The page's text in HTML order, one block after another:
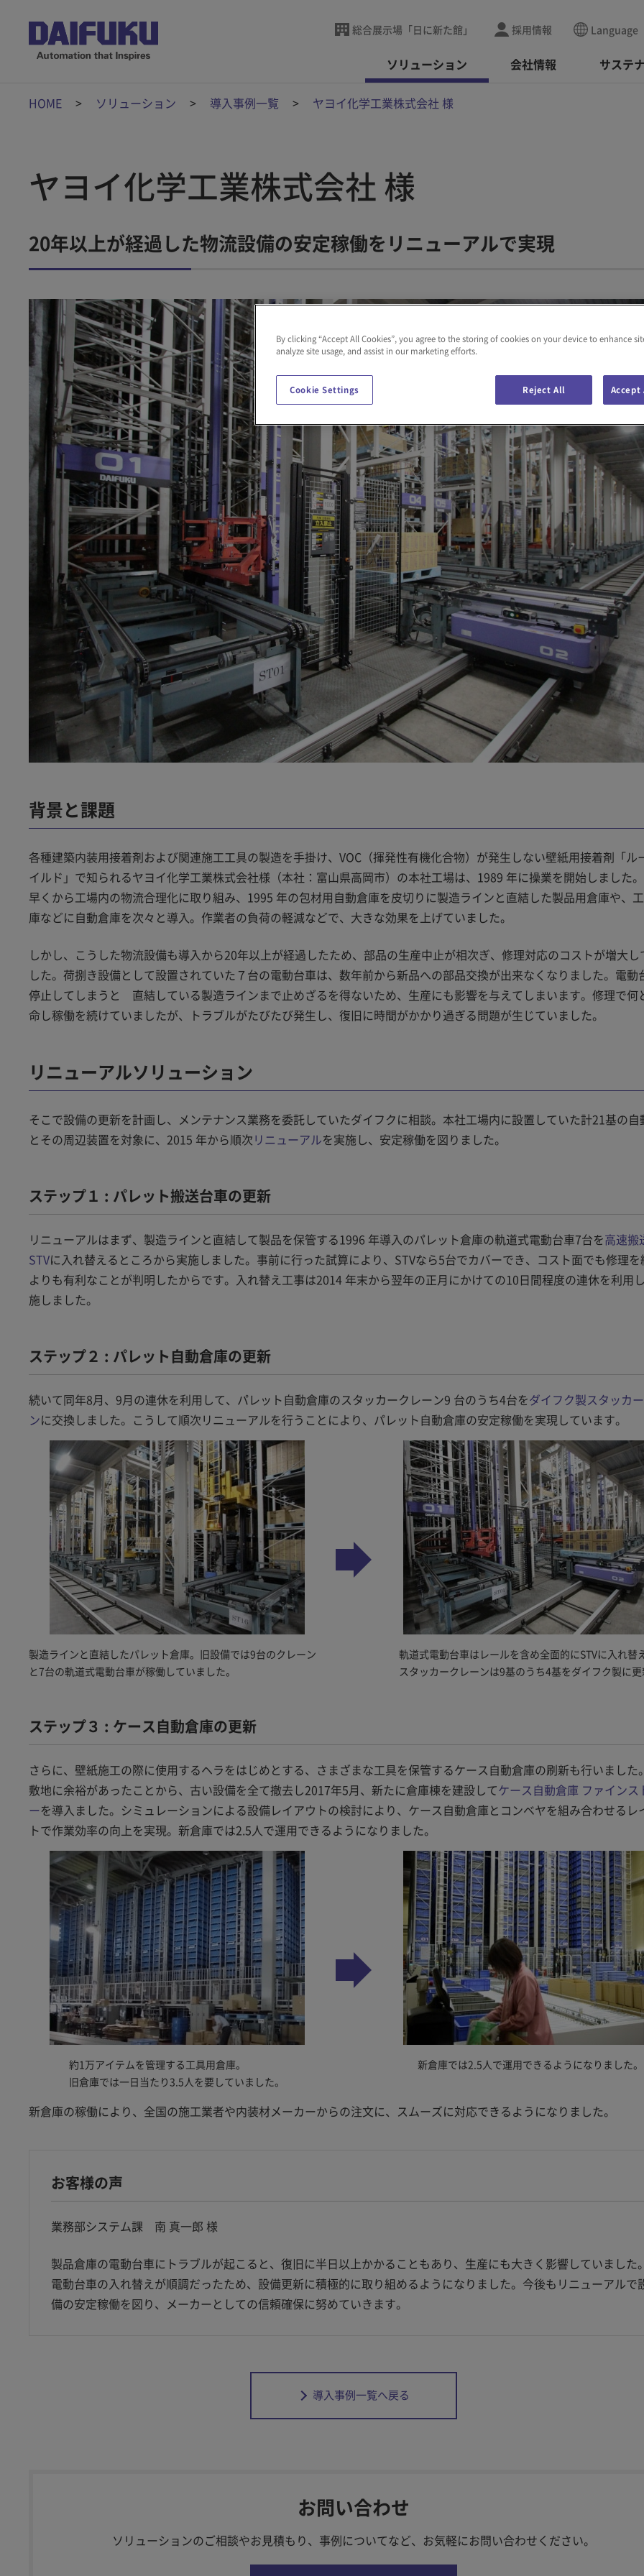
総合展示場「日に新た館」 採用情報 Language
ソリューション 会社情報 サステ
HOME ソリューション 導入事例一覧 ヤヨイ化学工業株式会社 様
ヤヨイ化学工業株式会社 様
20年以上が経過した物流設備の安定稼働をリニューアルで実現
背景と課題
各種建築内装用接着剤および関連施工工具の製造を手掛け、VOC（揮発性有機化合物）が発生しない壁紙用接着剤「ル
イルド」で知られるヤヨイ化学工業株式会社様（本社：富山県高岡市）の本社工場は、1989 年に操業を開始しました
早くから工場内の物流合理化に取り組み、1995 年の包材用自動倉庫を皮切りに製造ラインと直結した製品用倉庫や、
庫などに自動倉庫を次々と導入。作業者の負荷の軽減などで、大きな効果を上げていました。
しかし、こうした物流設備も導入から20年以上が経過したため、部品の生産中止が相次ぎ、修理対応のコストが増大し
した。荷捌き設備として設置されていた７台の電動台車は、数年前から新品への部品交換が出来なくなりました。電動
停止してしまうと 直結している製造ラインまで止めざるを得ないため、生産にも影響を与えてしまいます。修理で何
命し稼働を続けていましたが、トラブルがたびたび発生し、復旧に時間がかかり過ぎる問題が生じていました。
リニューアルソリューション
そこで設備の更新を計画し、メンテナンス業務を委託していたダイフクに相談。本社工場内に設置していた計21基の自
とその周辺装置を対象に、2015 年から順次リニューアルを実施し、安定稼働を図りました。
ステップ１ : パレット搬送台車の更新
リニューアルはまず、製造ラインと直結して製品を保管する1996 年導入のパレット倉庫の軌道式電動台車7台を高速搬
STVに入れ替えるところから実施しました。事前に行った試算により、STVなら5台でカバーでき、コスト面でも修理
よりも有利なことが判明したからです。入れ替え工事は2014 年末から翌年の正月にかけての10日間程度の連休を利用
施しました。
ステップ２ : パレット自動倉庫の更新
続いて同年8月、9月の連休を利用して、パレット自動倉庫のスタッカークレーン9 台のうち4台をダイフク製スタッカ
ンに交換しました。こうして順次リニューアルを行うことにより、パレット自動倉庫の安定稼働を実現しています。
製造ラインと直結したパレット倉庫。旧設備では9台のクレーン
と7台の軌道式電動台車が稼働していました。
軌道式電動台車はレールを含め全面的にSTVに入れ替
スタッカークレーンは9基のうち4基をダイフク製に
ステップ３ : ケース自動倉庫の更新
さらに、壁紙施工の際に使用するヘラをはじめとする、さまざまな工具を保管するケース自動倉庫の刷新も行いました
敷地に余裕があったことから、古い設備を全て撤去し2017年5月、新たに倉庫棟を建設してケース自動倉庫 ファインス
ーを導入ました。シミュレーションによる設備レイアウトの検討により、ケース自動倉庫とコンベヤを組み合わせるレ
トで作業効率の向上を実現。新倉庫では2.5人で運用できるようになりました。
約1万アイテムを管理する工具用倉庫。
旧倉庫では一日当たり3.5人を要していました。
新倉庫では2.5人で運用できるようになりました。
新倉庫の稼働により、全国の施工業者や内装材メーカーからの注文に、スムーズに対応できるようになりました。
お客様の声
業務部システム課 南 真一郎 様
製品倉庫の電動台車にトラブルが起こると、復旧に半日以上かかることもあり、生産にも大きく影響していました
電動台車の入れ替えが順調だったため、設備更新に積極的に取り組めるようになりました。今後もリニューアルで
備の安定稼働を図り、メーカーとしての信頼確保に努めていきます。
導入事例一覧へ戻る
お問い合わせ
ソリューションのご相談やお見積もり、 事例についてなど、お気軽にお問い合わせください。
By clicking “Accept All Cookies”, you agree to the storing of cookies on your device to enhance
analyze site usage, and assist in our marketing efforts.
Cookie Settings Reject All Accept